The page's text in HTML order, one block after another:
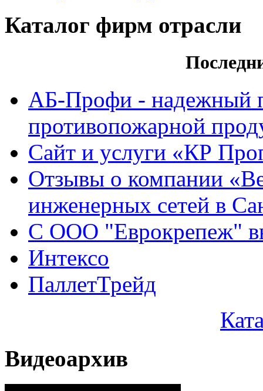
Каталог фирм отрасли
АБ-Профи - надежный
противопожарной
Сайт и услуги «КР
Отзывы о компании
инженерных сетей в
С ООО "Еврокрепеж"
Интексо
ПаллетТрейд
Видеоархив